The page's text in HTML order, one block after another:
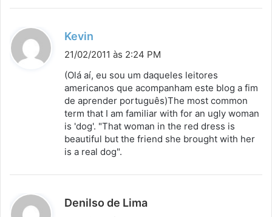
Kevin
i
s
e
:
21/02/2011 às 2:24 PM
(Olá aí, eu sou um daqueles leitores
americanos que acompanham este blog a fim
de aprender português)The most common
term that I am familiar with for an ugly woman
is 'dog'. "That woman in the red dress is
beautiful but the friend she brought with her
is a real dog".
Denilso de Lima